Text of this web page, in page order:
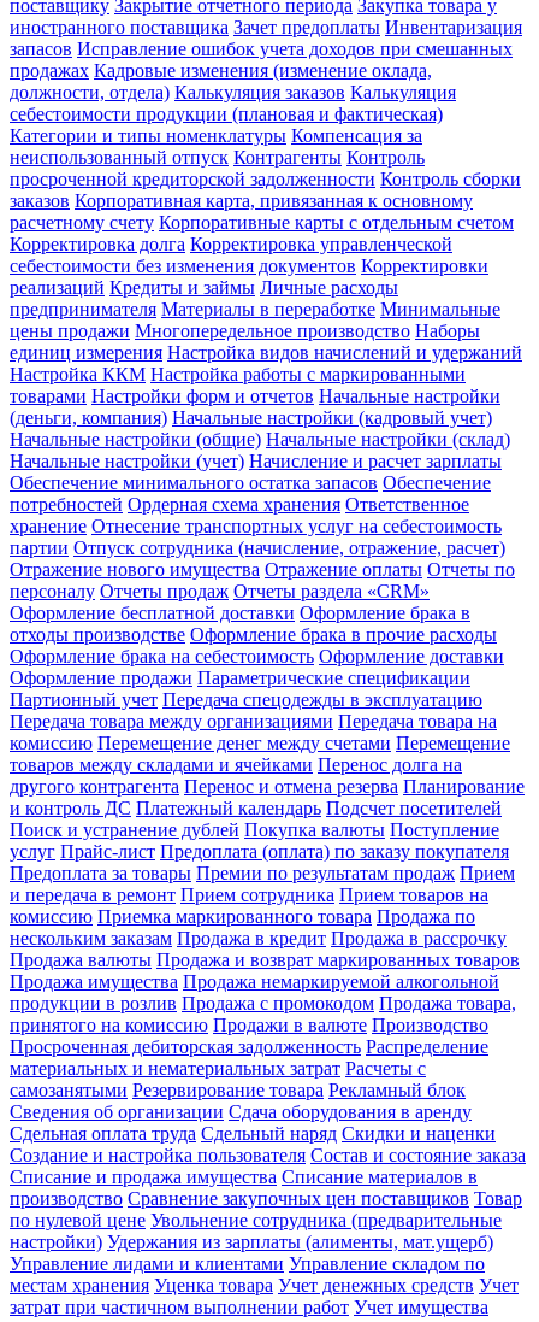
поставщику Закрытие отчетного периода Закупка товара у
иностранного поставщика Зачет предоплаты Инвентаризация
запасов Исправление ошибок учета доходов при смешанных
продажах Кадровые изменения (изменение оклада,
должности, отдела) Калькуляция заказов Калькуляция
себестоимости продукции (плановая и фактическая)
Категории и типы номенклатуры Компенсация за
неиспользованный отпуск Контрагенты Контроль
просроченной кредиторской задолженности Контроль сборки
заказов Корпоративная карта, привязанная к основному
расчетному счету Корпоративные карты с отдельным счетом
Корректировка долга Корректировка управленческой
себестоимости без изменения документов Корректировки
реализаций Кредиты и займы Личные расходы
предпринимателя Материалы в переработке Минимальные
цены продажи Многопередельное производство Наборы
единиц измерения Настройка видов начислений и удержаний
Настройка ККМ Настройка работы с маркированными
товарами Настройки форм и отчетов Начальные настройки
(деньги, компания) Начальные настройки (кадровый учет)
Начальные настройки (общие) Начальные настройки (склад)
Начальные настройки (учет) Начисление и расчет зарплаты
Обеспечение минимального остатка запасов Обеспечение
потребностей Ордерная схема хранения Ответственное
хранение Отнесение транспортных услуг на себестоимость
партии Отпуск сотрудника (начисление, отражение, расчет)
Отражение нового имущества Отражение оплаты Отчеты по
персоналу Отчеты продаж Отчеты раздела «CRM»
Оформление бесплатной доставки Оформление брака в
отходы производстве Оформление брака в прочие расходы
Оформление брака на себестоимость Оформление доставки
Оформление продажи Параметрические спецификации
Партионный учет Передача спецодежды в эксплуатацию
Передача товара между организациями Передача товара на
комиссию Перемещение денег между счетами Перемещение
товаров между складами и ячейками Перенос долга на
другого контрагента Перенос и отмена резерва Планирование
и контроль ДС Платежный календарь Подсчет посетителей
Поиск и устранение дублей Покупка валюты Поступление
услуг Прайс-лист Предоплата (оплата) по заказу покупателя
Предоплата за товары Премии по результатам продаж Прием
и передача в ремонт Прием сотрудника Прием товаров на
комиссию Приемка маркированного товара Продажа по
нескольким заказам Продажа в кредит Продажа в рассрочку
Продажа валюты Продажа и возврат маркированных товаров
Продажа имущества Продажа немаркируемой алкогольной
продукции в розлив Продажа с промокодом Продажа товара,
принятого на комиссию Продажи в валюте Производство
Просроченная дебиторская задолженность Распределение
материальных и нематериальных затрат Расчеты с
самозанятыми Резервирование товара Рекламный блок
Сведения об организации Сдача оборудования в аренду
Сдельная оплата труда Сдельный наряд Скидки и наценки
Создание и настройка пользователя Состав и состояние заказа
Списание и продажа имущества Списание материалов в
производство Сравнение закупочных цен поставщиков Товар
по нулевой цене Увольнение сотрудника (предварительные
настройки) Удержания из зарплаты (алименты, мат.ущерб)
Управление лидами и клиентами Управление складом по
местам хранения Уценка товара Учет денежных средств Учет
затрат при частичном выполнении работ Учет имущества